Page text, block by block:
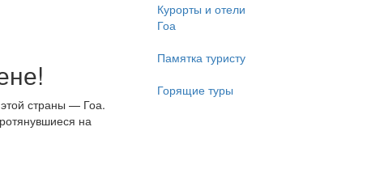
страны — Гоа.
на
Курорты и отели
Гоа
Памятка туристу
Горящие туры